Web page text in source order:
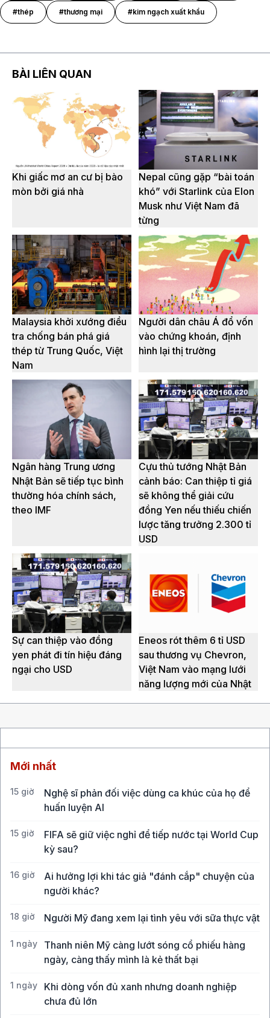
#thép #thương mại #kim ngạch xuất khẩu
BÀI LIÊN QUAN
Khi giấc mơ an cư bị bào
mòn bởi giá nhà
Nepal cũng gặp “bài toán
khó” với Starlink của Elon
Musk như Việt Nam đã
từng
Malaysia khởi xướng điều
tra chống bán phá giá
thép từ Trung Quốc, Việt
Nam
Người dân châu Á đổ vốn
vào chứng khoán, định
hình lại thị trường
Ngân hàng Trung ương
Nhật Bản sẽ tiếp tục bình
thường hóa chính sách,
theo IMF
Cựu thủ tướng Nhật Bản
cảnh báo: Can thiệp tỉ giá
sẽ không thể giải cứu
đồng Yen nếu thiếu chiến
lược tăng trưởng 2.300 tỉ
USD
Sự can thiệp vào đồng
yen phát đi tín hiệu đáng
ngại cho USD
Eneos rót thêm 6 tỉ USD
sau thương vụ Chevron,
Việt Nam vào mạng lưới
năng lượng mới của Nhật
Mới nhất
15 giờ
Nghệ sĩ phản đối việc dùng ca khúc của họ để
huấn luyện AI
15 giờ
FIFA sẽ giữ việc nghỉ để tiếp nước tại World Cup
kỳ sau?
16 giờ
Ai hưởng lợi khi tác giả "đánh cắp" chuyện của
người khác?
18 giờ Người Mỹ đang xem lại tình yêu với sữa thực vật
1 ngày
Thanh niên Mỹ càng lướt sóng cổ phiếu hàng
ngày, càng thấy mình là kẻ thất bại
1 ngày
Khi dòng vốn đủ xanh nhưng doanh nghiệp
chưa đủ lớn